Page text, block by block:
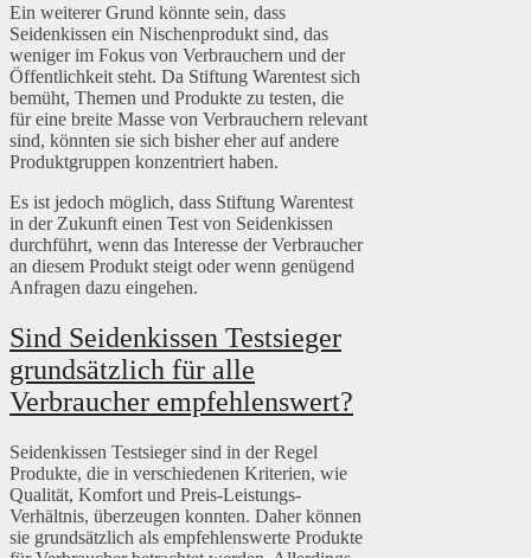
Ein weiterer Grund könnte sein, dass
Seidenkissen ein Nischenprodukt sind, das
weniger im Fokus von Verbrauchern und der
Öffentlichkeit steht. Da Stiftung Warentest sich
bemüht, Themen und Produkte zu testen, die
für eine breite Masse von Verbrauchern relevant
sind, könnten sie sich bisher eher auf andere
Produktgruppen konzentriert haben.
Es ist jedoch möglich, dass Stiftung Warentest
in der Zukunft einen Test von Seidenkissen
durchführt, wenn das Interesse der Verbraucher
an diesem Produkt steigt oder wenn genügend
Anfragen dazu eingehen.
Sind Seidenkissen Testsieger
grundsätzlich für alle
Verbraucher empfehlenswert?
Seidenkissen Testsieger sind in der Regel
Produkte, die in verschiedenen Kriterien, wie
Qualität, Komfort und Preis-Leistungs-
Verhältnis, überzeugen konnten. Daher können
sie grundsätzlich als empfehlenswerte Produkte